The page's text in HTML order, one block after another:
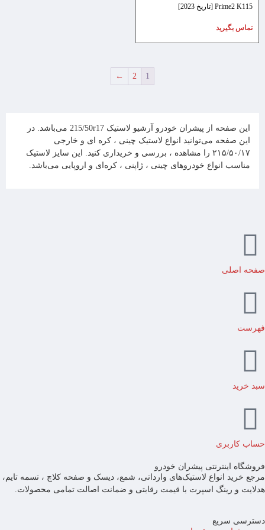
Prime2 K115 [تاریخ 2023]
تماس بگیرید
1
2
←
این صفحه از پیشران خودرو آرشیو لاستیک 215/50r17 می‌باشد. در
این صفحه می‌توانید انواع لاستیک چینی ، کره ای و خارجی
۲۱۵/۵۰/۱۷ را مشاهده ، بررسی و خریداری کنید. این سایز لاستیک
مناسب انواع خودروهای چینی ، ژاپنی ، کره‌ای و اروپایی می‌باشد.
صفحه اصلی
فهرست
سبد خرید
حساب کاربری
فروشگاه اینترنتی پیشران خودرو
مرجع خرید انواع لاستیک‌های وارداتی، شمع، دیسک و صفحه کلاچ ، تسمه تایم،
هدلایت و رینگ اسپرت با قیمت رقابتی و ضمانت اصالت تمامی محصولات.
دسترسی سریع